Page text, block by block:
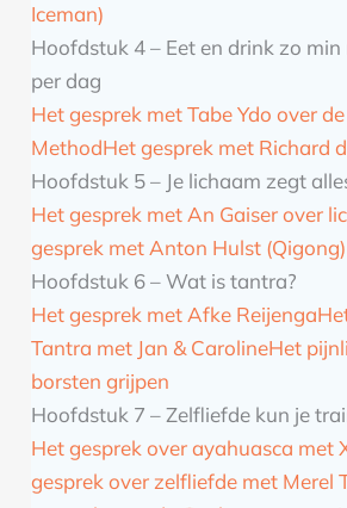
Iceman)
Hoofdstuk 4 – Eet en drink zo
per dag
Het gesprek met Tabe Ydo over
MethodHet gesprek met Richard
Hoofdstuk 5 – Je lichaam zegt
Het gesprek met An Gaiser over
gesprek met Anton Hulst (Qigong)
Hoofdstuk 6 – Wat is tantra?
Het gesprek met Afke Reijenga
Tantra met Jan & CarolineHet
borsten grijpen
Hoofdstuk 7 – Zelfliefde kun je
Het gesprek over ayahuasca met
gesprek over zelfliefde met Merel